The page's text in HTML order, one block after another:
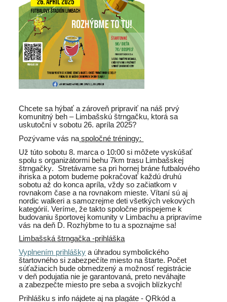
Chcete sa hýbať a zároveň pripraviť na náš prvý
komunitný beh– Limbašskú štrngačku, ktorá sa
uskutoční v sobotu 26. apríla 2025?
Pozývame vás na spoločné tréningy:
Už túto sobotu8. marca o 10:00si môžete vyskúšať
spolu s organizátormi behu7km trasu Limbašskej
štrngačky.
Stretávame sa pri hornej bráne futbalového
ihriska a potom budeme pokračovať každú druhú
sobotu až do konca apríla, vždy so začiatkom v
rovnakom čase a na rovnakom mieste.Vítaní sú aj
nordic walkeri a samozrejme deti všetkých vekových
kategórií.Veríme, že takto spoločne prispejeme k
budovaniu športovej komunity v Limbachu a pripravíme
vás na deň D. Rozhýbme to tu a spoznajme sa!
Limbašská štrngačka -prihláška
Vyplnením prihlášky a úhradou symbolického
štartovného si zabezpečíte miesto na štarte. Počet
súťažiacich bude obmedzený a možnosť registrácie
v deň podujatia nie je garantovaná, preto neváhajte
a zabezpečte miesto pre seba a svojich blízkych!
Prihlášku s info nájdete aj na plagáte - QRkód a